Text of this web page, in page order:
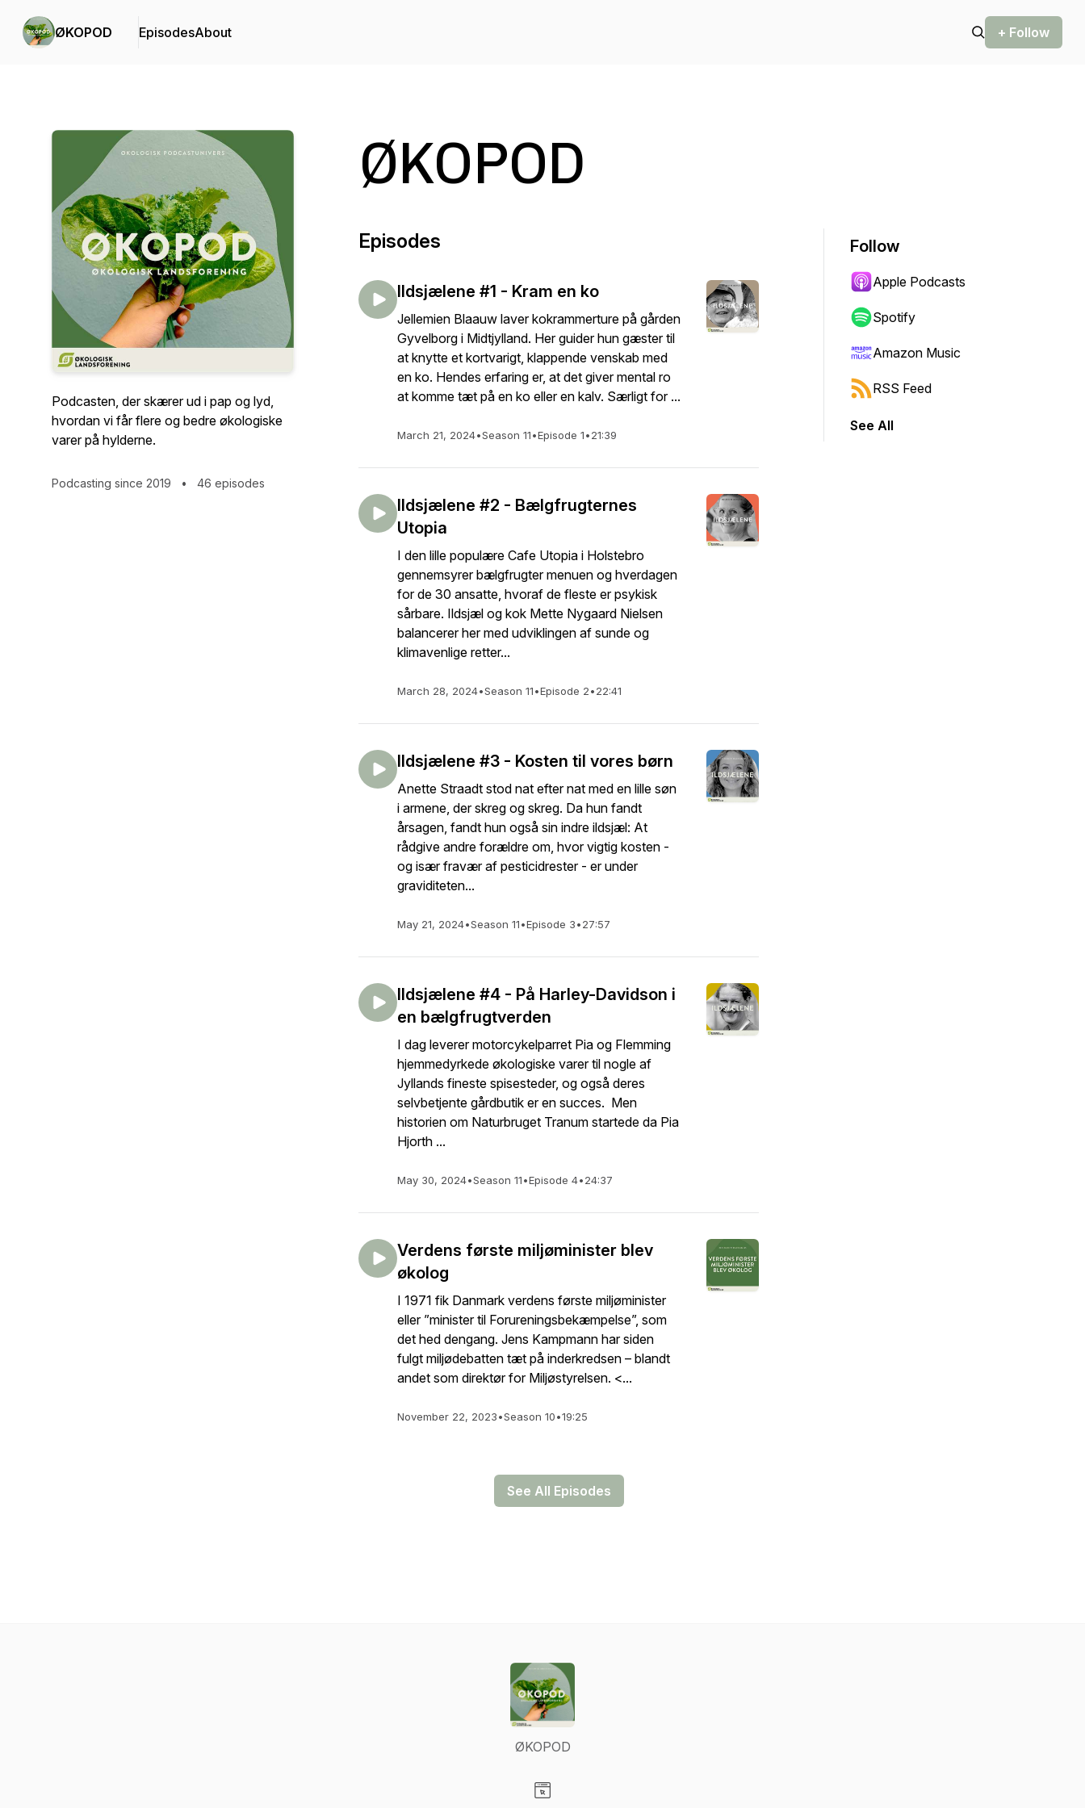
ØKOPOD EpisodesAbout + Follow
Podcasten, der skærer ud i pap og lyd,
hvordan vi får flere og bedre økologiske
varer på hylderne.
Podcasting since 2019 • 46 episodes
ØKOPOD
Episodes
Ildsjælene #1 - Kram en ko
Jellemien Blaauw laver kokrammerture på gården
Gyvelborg i Midtjylland. Her guider hun gæster til
at knytte et kortvarigt, klappende venskab med
en ko. Hendes erfaring er, at det giver mental ro
at komme tæt på en ko eller en kalv. Særligt for ...
March 21, 2024•Season 11•Episode 1•21:39
Ildsjælene #2 - Bælgfrugternes
Utopia
I den lille populære Cafe Utopia i Holstebro
gennemsyrer bælgfrugter menuen og hverdagen
for de 30 ansatte, hvoraf de fleste er psykisk
sårbare. Ildsjæl og kok Mette Nygaard Nielsen
balancerer her med udviklingen af sunde og
klimavenlige retter...
March 28, 2024•Season 11•Episode 2•22:41
Ildsjælene #3 - Kosten til vores børn
Anette Straadt stod nat efter nat med en lille søn
i armene, der skreg og skreg. Da hun fandt
årsagen, fandt hun også sin indre ildsjæl: At
rådgive andre forældre om, hvor vigtig kosten -
og især fravær af pesticidrester - er under
graviditeten...
May 21, 2024•Season 11•Episode 3•27:57
Ildsjælene #4 - På Harley-Davidson i
en bælgfrugtverden
I dag leverer motorcykelparret Pia og Flemming
hjemmedyrkede økologiske varer til nogle af
Jyllands fineste spisesteder, og også deres
selvbetjente gårdbutik er en succes. Men
historien om Naturbruget Tranum startede da Pia
Hjorth ...
May 30, 2024•Season 11•Episode 4•24:37
Verdens første miljøminister blev
økolog
I 1971 fik Danmark verdens første miljøminister
eller ”minister til Forureningsbekæmpelse”, som
det hed dengang. Jens Kampmann har siden
fulgt miljødebatten tæt på inderkredsen – blandt
andet som direktør for Miljøstyrelsen. <...
November 22, 2023•Season 10•19:25
See All Episodes
Follow
Apple Podcasts
Spotify
Amazon Music
RSS Feed
See All
ØKOPOD